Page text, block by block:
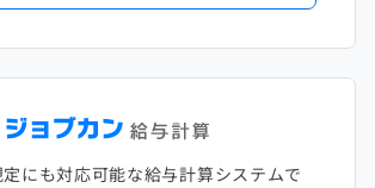
にも対応可能な給与計算システムで